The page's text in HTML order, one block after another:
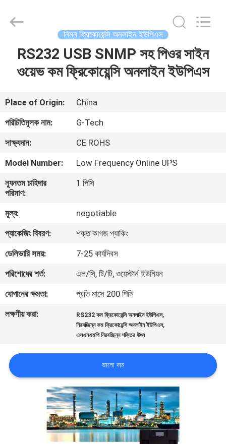
বাড়ি
আমাদের
সম্বন্ধে
কারখানা
পরিদর্শন
গুণমান
নিয়ন্ত্রণ
আমাদের
সাথে
যোগাযোগ
একটি
POWER
GROUP.
নিম্ন ফ্রিকোয়েন্সি অনলাইন ইউপিএস
RS232 USB SNMP সহ পিওর সাইন
ওয়েভ কম ফ্রিকোয়েন্সি অনলাইন ইউপিএস
Place of Origin:
China
পরিচিতিমুলক নাম:
G-Tech
সাক্ষ্যদান:
CE ROHS
Model Number:
Low Frequency Online UPS
ন্যূনতম চাহিদার
পরিমাণ:
1 পিসি
মূল্য:
negotiable
প্যাকেজিং বিবরণ:
শক্ত কাগজ প্যাকিং
ডেলিভারি সময়:
7-25 কার্যদিবস
পরিশোধের শর্ত:
এল/সি, টি/টি, ওয়েস্টার্ন ইউনিয়ন
যোগানের ক্ষমতা:
প্রতি মাসে 200 পিসি
লক্ষণীয় করা:
RS232 কম ফ্রিকোয়েন্সি অনলাইন ইউপিএস,
নিরবচ্ছিন্ন কম ফ্রিকোয়েন্সি অনলাইন ইউপিএস,
এসএনএমপি নিরবচ্ছিন্ন শক্তির উৎস
ভালো দাম